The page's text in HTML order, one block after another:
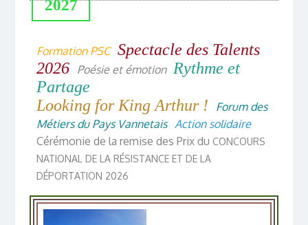
2027
Formation PSC Spectacle des Talents
2026 Poésie et émotion
Rythme et
Partage
Looking for King Arthur !
Forum des
Métiers du Pays Vannetais Action solidaire
Cérémonie de la remise des Prix du CONCOURS
NATIONAL DE LA RÉSISTANCE ET DE LA
DÉPORTATION 2026